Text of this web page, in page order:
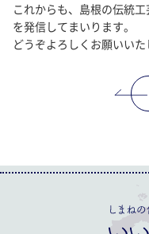
これからも、島根の伝統
を発信してまいります。
どうぞよろしくお願いいた